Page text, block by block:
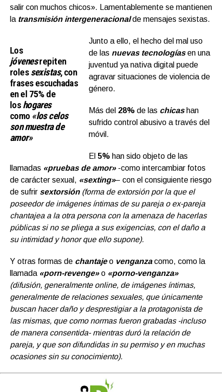
salir con muchos chicos». Lamentablemente se mantienen
la transmisión intergeneracional de mensajes sexistas.
Los
jóvenesrepiten
rolessexistas, con
frases escuchadas
en el 75% de
loshogares
como «los celos
son muestra de
amor»
Junto a ello, el hecho del mal uso
de las nuevas tecnologíasen una
juventud ya nativa digital puede
agravar situaciones de violencia de
género.
Más del 28% de las chicashan
sufrido control abusivo a través del
móvil.
El5% han sido objeto de las
llamadas «pruebas de amor»-como intercambiar fotos
de carácter sexual, «sexting»– con el consiguiente riesgo
de sufrir sextorsión (forma de extorsión por la que el
poseedor de imágenes íntimas de su pareja o ex-pareja
chantajea a la otra persona con la amenaza de hacerlas
públicas si no se pliega a sus exigencias, con el daño a
su intimidad y honor que ello supone).
Y otras formas de chantajeo venganzacomo, como la
llamada «porn-revenge»o «porno-venganza»
(difusión, generalmente online, de imágenes íntimas,
generalmente de relaciones sexuales, que únicamente
buscan hacer daño y desprestigiar a la protagonista de
las mismas, que como normas fueron grabadas -incluso
de manera consentida- mientras duró la relación de
pareja, y que son difundidas in su permiso y en muchas
ocasiones sin su conocimiento).